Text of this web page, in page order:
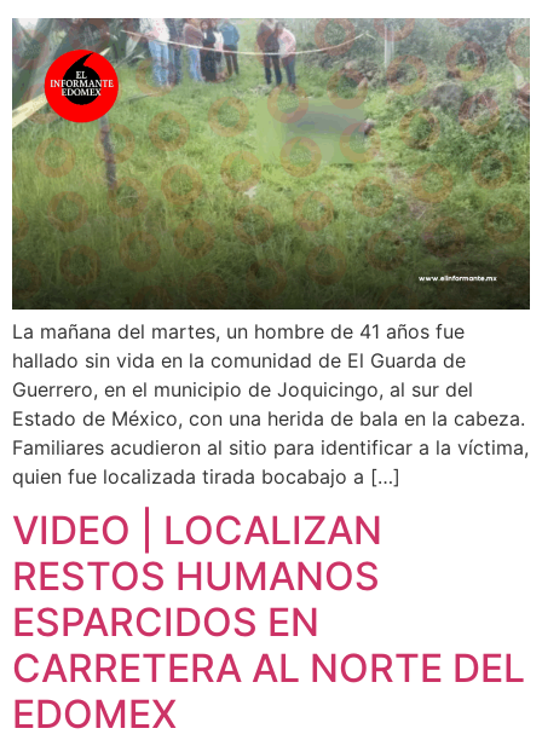
La mañana del martes, un hombre de 41 años fue
hallado sin vida en la comunidad de El Guarda de
Guerrero, en el municipio de Joquicingo, al sur del
Estado de México, con una herida de bala en la cabeza.
Familiares acudieron al sitio para identificar a la víctima,
quien fue localizada tirada bocabajo a […]
VIDEO | LOCALIZAN
RESTOS HUMANOS
ESPARCIDOS EN
CARRETERA AL NORTE DEL
EDOMEX